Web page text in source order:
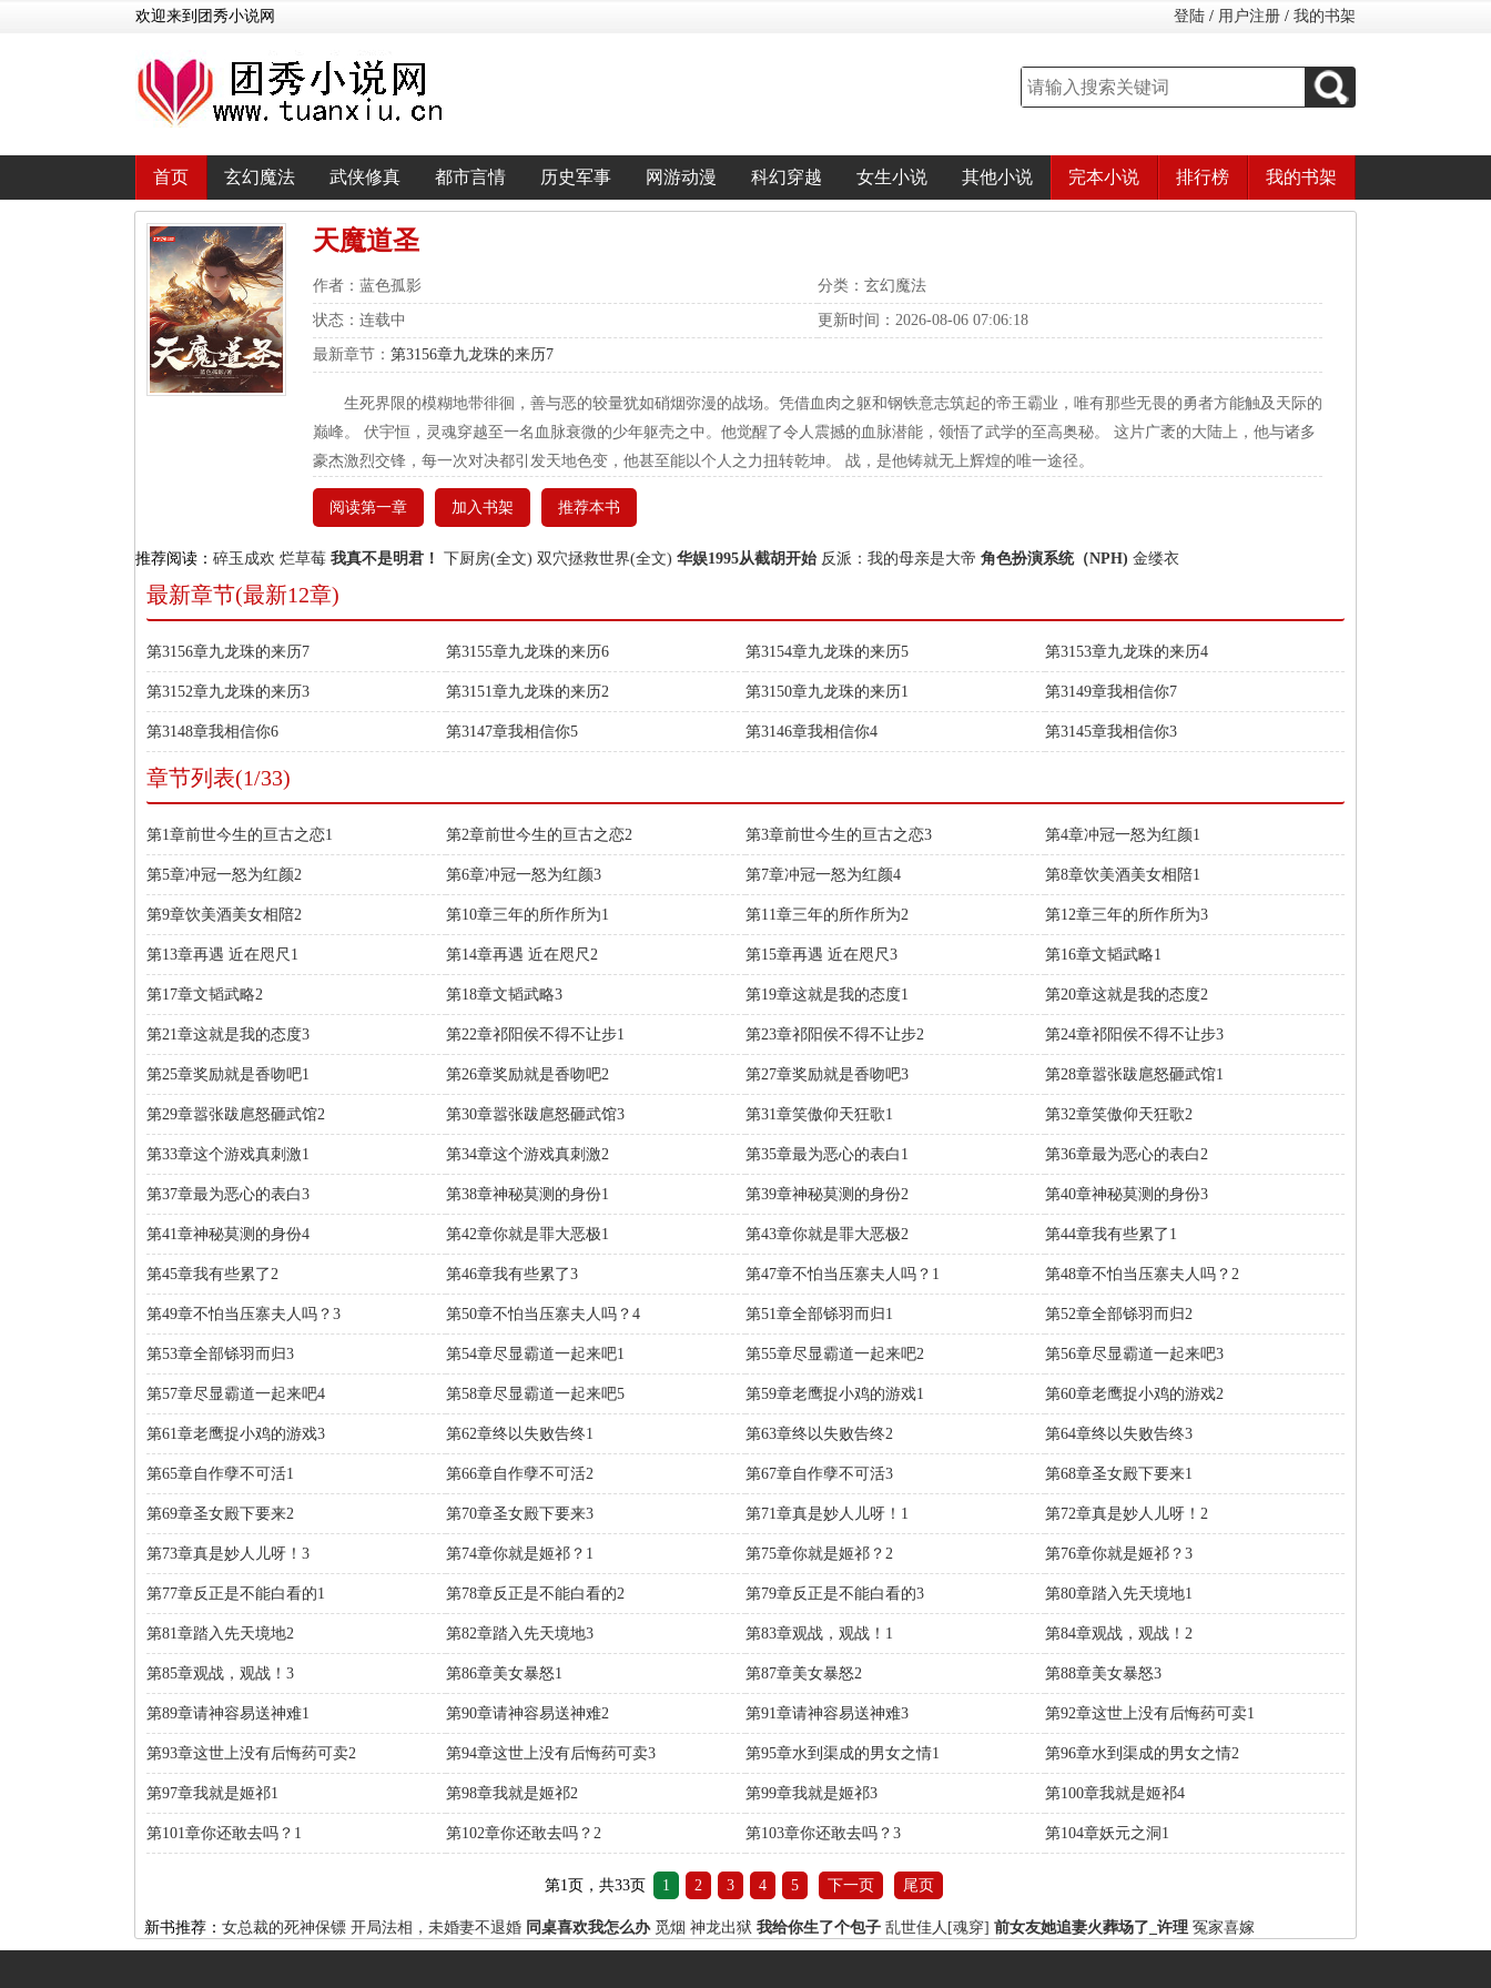
欢迎来到团秀小说网 登陆 / 用户注册 / 我的书架
首页 玄幻魔法 武侠修真 都市言情 历史军事 网游动漫 科幻穿越 女生小说 其他小说 完本小说 排行榜 我的书架
天魔道圣
作者：蓝色孤影 分类：玄幻魔法
状态：连载中 更新时间：2026-08-06 07:06:18
最新章节： 第3156章九龙珠的来历7
生死界限的模糊地带徘徊，善与恶的较量犹如硝烟弥漫的战场。凭借血肉之躯和钢铁意志筑起的帝王霸业，唯有那些无畏的勇者方能触及天际的
巅峰。 伏宇恒，灵魂穿越至一名血脉衰微的少年躯壳之中。他觉醒了令人震撼的血脉潜能，领悟了武学的至高奥秘。 这片广袤的大陆上，他与诸多
豪杰激烈交锋，每一次对决都引发天地色变，他甚至能以个人之力扭转乾坤。 战，是他铸就无上辉煌的唯一途径。
阅读第一章 加入书架 推荐本书
推荐阅读： 碎玉成欢 烂草莓 我真不是明君！ 下厨房(全文) 双穴拯救世界(全文) 华娱1995从截胡开始 反派：我的母亲是大帝 角色扮演系统（NPH) 金缕衣
最新章节(最新12章)
第3156章九龙珠的来历7 第3155章九龙珠的来历6 第3154章九龙珠的来历5 第3153章九龙珠的来历4
第3152章九龙珠的来历3 第3151章九龙珠的来历2 第3150章九龙珠的来历1 第3149章我相信你7
第3148章我相信你6 第3147章我相信你5 第3146章我相信你4 第3145章我相信你3
章节列表(1/33)
第1章前世今生的亘古之恋1 第2章前世今生的亘古之恋2 第3章前世今生的亘古之恋3 第4章冲冠一怒为红颜1
第5章冲冠一怒为红颜2 第6章冲冠一怒为红颜3 第7章冲冠一怒为红颜4 第8章饮美酒美女相陪1
第9章饮美酒美女相陪2 第10章三年的所作所为1 第11章三年的所作所为2 第12章三年的所作所为3
第13章再遇 近在咫尺1 第14章再遇 近在咫尺2 第15章再遇 近在咫尺3 第16章文韬武略1
第17章文韬武略2 第18章文韬武略3 第19章这就是我的态度1 第20章这就是我的态度2
第21章这就是我的态度3 第22章祁阳侯不得不让步1 第23章祁阳侯不得不让步2 第24章祁阳侯不得不让步3
第25章奖励就是香吻吧1 第26章奖励就是香吻吧2 第27章奖励就是香吻吧3 第28章嚣张跋扈怒砸武馆1
第29章嚣张跋扈怒砸武馆2 第30章嚣张跋扈怒砸武馆3 第31章笑傲仰天狂歌1 第32章笑傲仰天狂歌2
第33章这个游戏真刺激1 第34章这个游戏真刺激2 第35章最为恶心的表白1 第36章最为恶心的表白2
第37章最为恶心的表白3 第38章神秘莫测的身份1 第39章神秘莫测的身份2 第40章神秘莫测的身份3
第41章神秘莫测的身份4 第42章你就是罪大恶极1 第43章你就是罪大恶极2 第44章我有些累了1
第45章我有些累了2 第46章我有些累了3 第47章不怕当压寨夫人吗？1 第48章不怕当压寨夫人吗？2
第49章不怕当压寨夫人吗？3 第50章不怕当压寨夫人吗？4 第51章全部铩羽而归1 第52章全部铩羽而归2
第53章全部铩羽而归3 第54章尽显霸道一起来吧1 第55章尽显霸道一起来吧2 第56章尽显霸道一起来吧3
第57章尽显霸道一起来吧4 第58章尽显霸道一起来吧5 第59章老鹰捉小鸡的游戏1 第60章老鹰捉小鸡的游戏2
第61章老鹰捉小鸡的游戏3 第62章终以失败告终1 第63章终以失败告终2 第64章终以失败告终3
第65章自作孽不可活1 第66章自作孽不可活2 第67章自作孽不可活3 第68章圣女殿下要来1
第69章圣女殿下要来2 第70章圣女殿下要来3 第71章真是妙人儿呀！1 第72章真是妙人儿呀！2
第73章真是妙人儿呀！3 第74章你就是姬祁？1 第75章你就是姬祁？2 第76章你就是姬祁？3
第77章反正是不能白看的1 第78章反正是不能白看的2 第79章反正是不能白看的3 第80章踏入先天境地1
第81章踏入先天境地2 第82章踏入先天境地3 第83章观战，观战！1 第84章观战，观战！2
第85章观战，观战！3 第86章美女暴怒1 第87章美女暴怒2 第88章美女暴怒3
第89章请神容易送神难1 第90章请神容易送神难2 第91章请神容易送神难3 第92章这世上没有后悔药可卖1
第93章这世上没有后悔药可卖2 第94章这世上没有后悔药可卖3 第95章水到渠成的男女之情1 第96章水到渠成的男女之情2
第97章我就是姬祁1 第98章我就是姬祁2 第99章我就是姬祁3 第100章我就是姬祁4
第101章你还敢去吗？1 第102章你还敢去吗？2 第103章你还敢去吗？3 第104章妖元之洞1
第1页，共33页 1 2 3 4 5 下一页 尾页
新书推荐： 女总裁的死神保镖 开局法相，未婚妻不退婚 同桌喜欢我怎么办 觅烟 神龙出狱 我给你生了个包子 乱世佳人[魂穿] 前女友她追妻火葬场了_许理 冤家喜嫁